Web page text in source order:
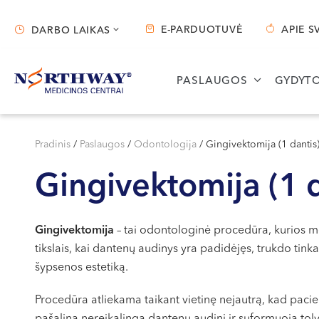
Darbo laikas
Vilnius
S. Žukausko g. 19
Darbo laikas:
I-V 07:30 - 20:30
VII --
Kaunas
Miško g. 25A
Darbo laikas:
I-V 08:00 - 20:00
VII --
DARBO LAIKAS E-PARDUOTUVĖ APIE
PASLAUGOS
Pradinis / Paslaugos / Odontologija / Gingivektomija (1
Gingivektomija (1
Gingivektomija – tai odontologinė procedūra, kurios
tikslais, kai dantenų audinys yra padidėjęs, trukdo
šypsenos estetiką.
Procedūra atliekama taikant vietinę nejautrą, kad